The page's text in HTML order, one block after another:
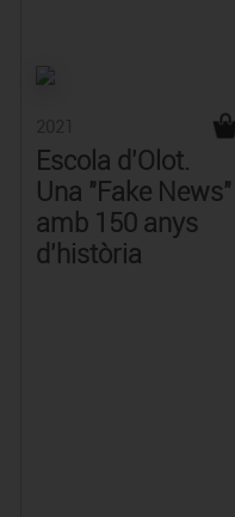
Escola d'Olot.
Una "Fake News"
amb 150 anys
d'història